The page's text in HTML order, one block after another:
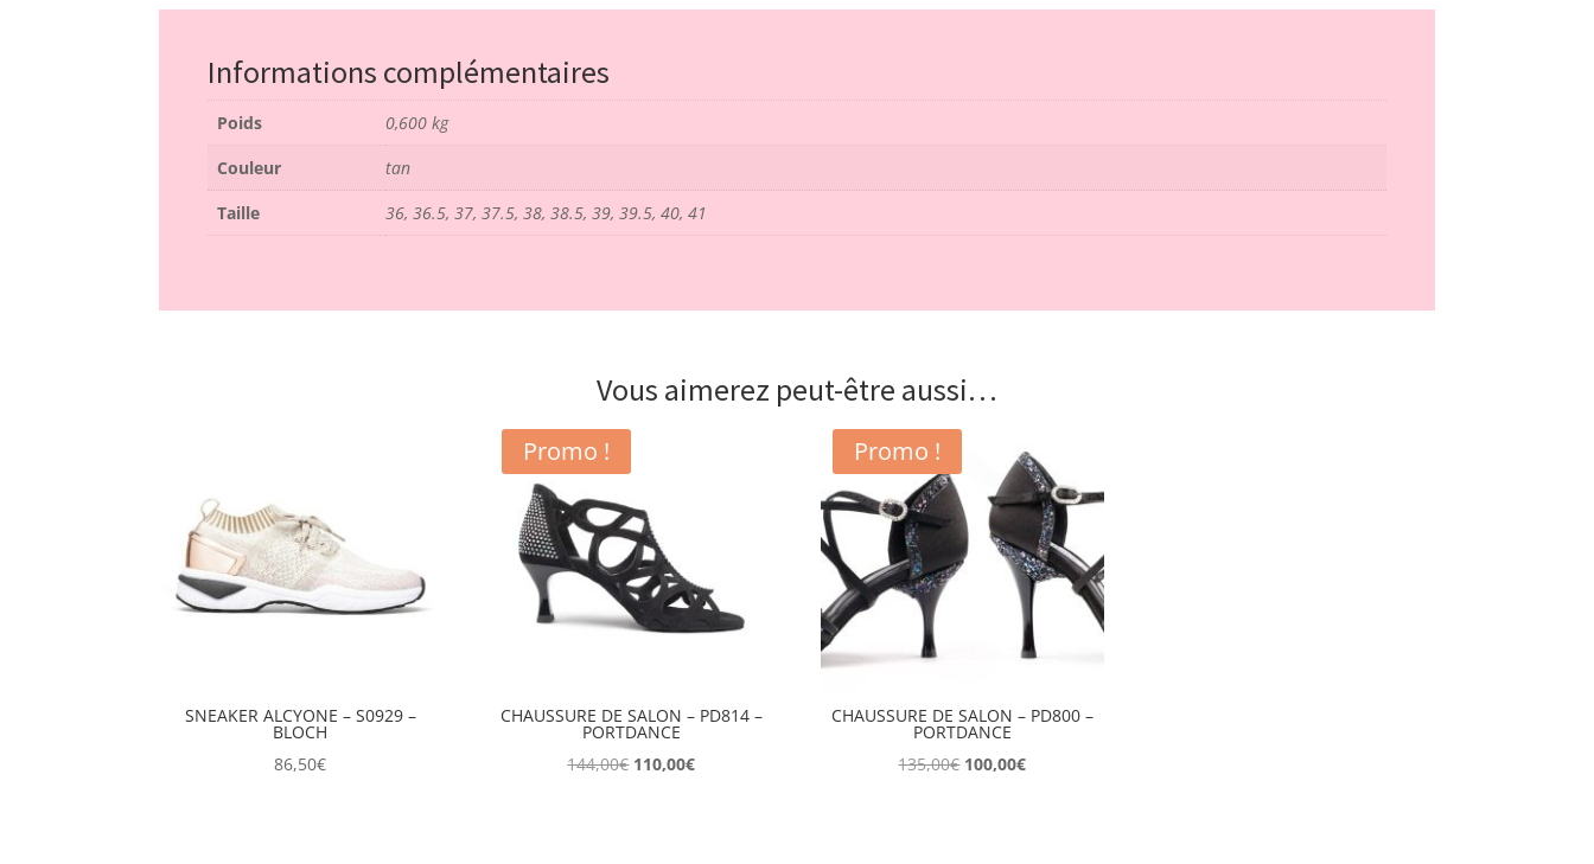
Informations complémentaires
Poids
0,600 kg
Couleur
tan
Taille
36, 36.5, 37, 37.5, 38, 38.5, 39, 39.5, 40, 41
Vous aimerez peut-être aussi…
SNEAKER ALCYONE – S0929 –
BLOCH
86,50€
Promo !
CHAUSSURE DE SALON – PD814 –
PORTDANCE
144,00€ Le
110,00€Le
Promo !
CHAUSSURE DE SALON – PD800 –
PORTDANCE
135,00€ Le
100,00€Le